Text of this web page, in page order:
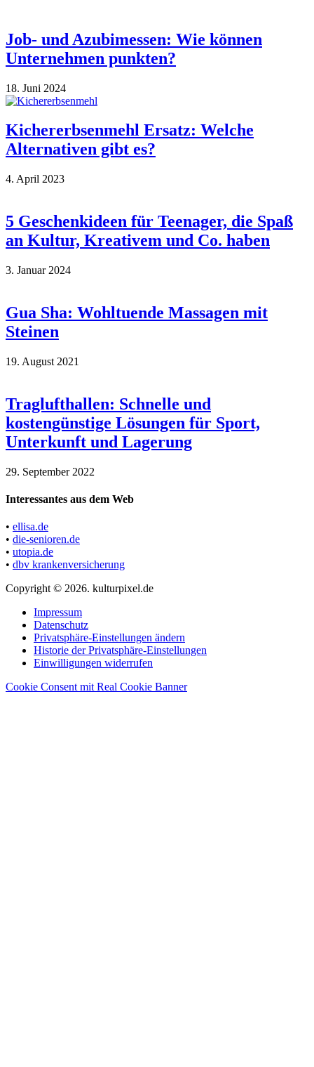
Job- und Azubimessen: Wie können
Unternehmen punkten?
18. Juni 2024
Kichererbsenmehl Ersatz: Welche
Alternativen gibt es?
4. April 2023
5 Geschenkideen für Teenager, die Spaß
an Kultur, Kreativem und Co. haben
3. Januar 2024
Gua Sha: Wohltuende Massagen mit
Steinen
19. August 2021
Traglufthallen: Schnelle und
kostengünstige Lösungen für Sport,
Unterkunft und Lagerung
29. September 2022
Interessantes aus dem Web
• ellisa.de
• die-senioren.de
• utopia.de
• dbv krankenversicherung
Copyright © 2026. kulturpixel.de
Impressum
Datenschutz
Privatsphäre-Einstellungen ändern
Historie der Privatsphäre-Einstellungen
Einwilligungen widerrufen
Cookie Consent mit Real Cookie Banner